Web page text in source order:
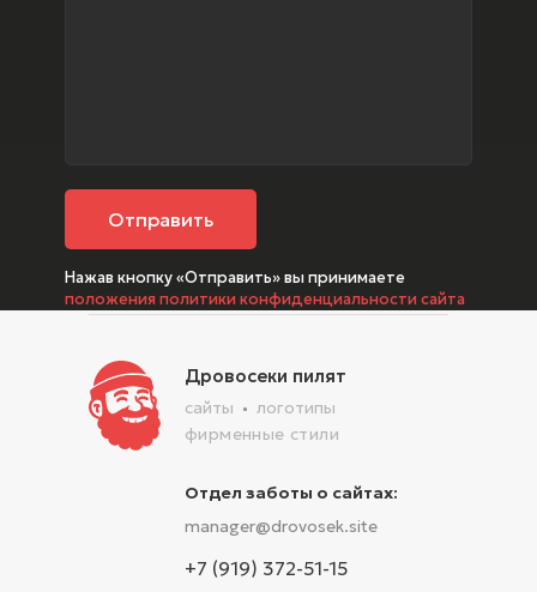
Отправить
Нажав кнопку «Отправить» вы принимаете
положения политики конфиденциальности сайта
Отдел заботы о сайтах:
manager@drovosek.site
+7 (919) 372-51-15
сайты
логотипы
фирменные стили
Дровосеки пилят